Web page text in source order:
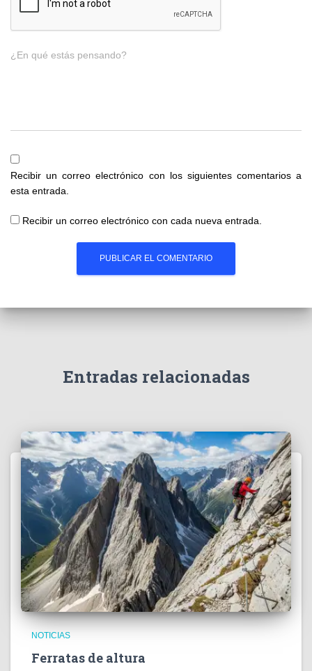
¿En qué estás pensando?
Recibir un correo electrónico con los siguientes comentarios a
esta entrada.
Recibir un correo electrónico con cada nueva entrada.
Entradas relacionadas
NOTICIAS
Ferratas de altura